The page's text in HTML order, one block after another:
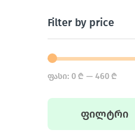
Filter by price
Min price
Max price
ფილტრი
ფასი: 0 ₾ — 460 ₾